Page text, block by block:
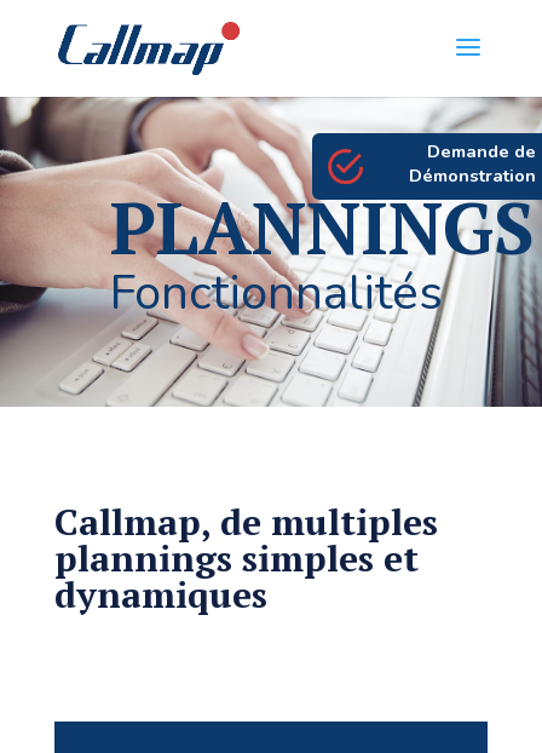
PLANNINGS
Fonctionnalités
Callmap, de multiples
plannings simples et
dynamiques
Demande de
Démonstration